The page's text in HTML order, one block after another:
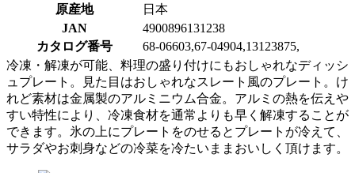
原産地
日本
JAN
4900896131238
カタログ番号
68-06603,67-04904,13123875,
冷凍・解凍が可能、料理の盛り付けにもおしゃれなディッシ
ュプレート。見た目はおしゃれなスレート風のプレート。け
れど素材は金属製のアルミニウム合金。アルミの熱を伝えや
すい特性により、冷凍食材を通常よりも早く解凍することが
できます。氷の上にプレートをのせるとプレートが冷えて、
サラダやお刺身などの冷菜を冷たいままおいしく頂けます。